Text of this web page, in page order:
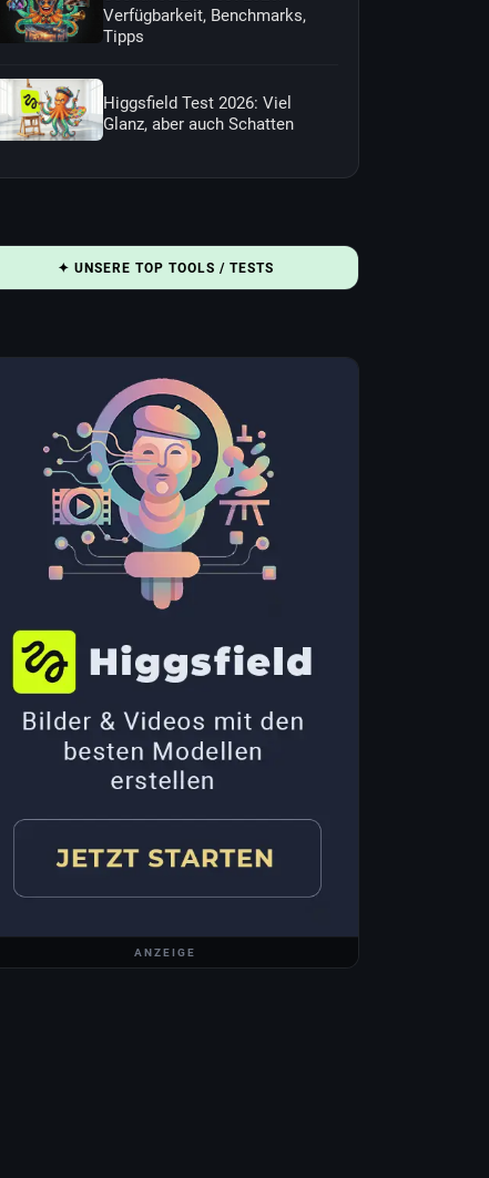
Verfügbarkeit, Benchmarks,
Tipps
Higgsfield Test 2026: Viel
Glanz, aber auch Schatten
✦ UNSERE TOP TOOLS / TESTS
ANZEIGE